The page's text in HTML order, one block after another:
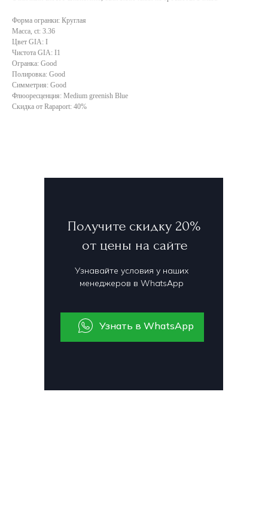
Форма огранки: Круглая
Масса, ct: 3.36
Цвет GIA: I
Чистота GIA: I1
Огранка: Good
Полировка: Good
Симметрия: Good
Флюоресценция: Medium greenish Blue
Скидка от Rapaport: 40%
Получите скидку 20%
от цены на сайте
Узнавайте условия у наших
менеджеров в WhatsApp
Узнать в WhatsApp